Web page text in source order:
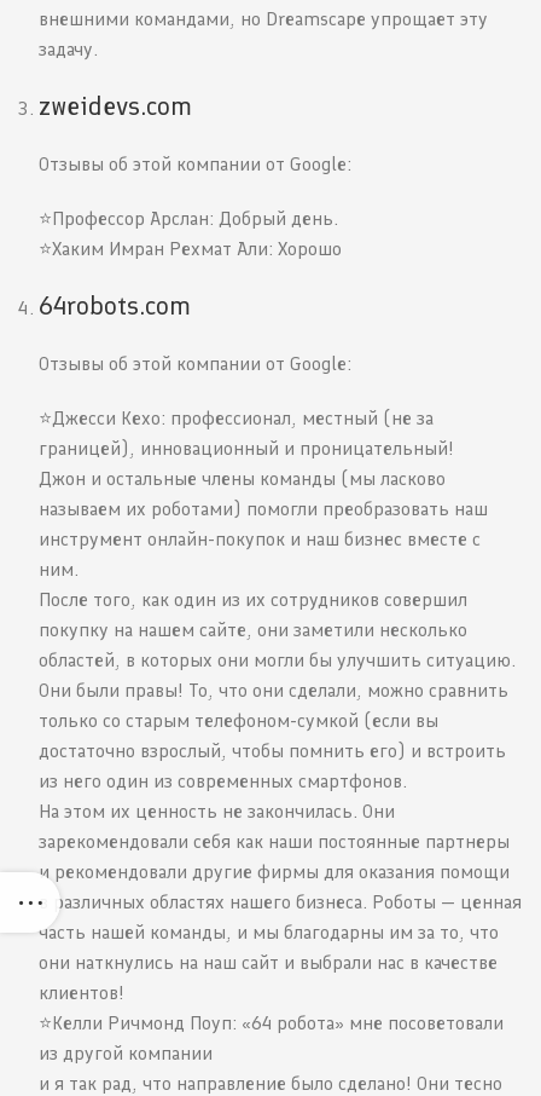
внешними командами, но Dreamscape упрощает эту
задачу.
zweidevs.com
Отзывы об этой компании от Google:
⭐️Профессор Арслан: Добрый день.
⭐️Хаким Имран Рехмат Али: Хорошо
64robots.com
Отзывы об этой компании от Google:
⭐️Джесси Кехо: профессионал, местный (не за
границей), инновационный и проницательный!
Джон и остальные члены команды (мы ласково
называем их роботами) помогли преобразовать наш
инструмент онлайн-покупок и наш бизнес вместе с
ним.
После того, как один из их сотрудников совершил
покупку на нашем сайте, они заметили несколько
областей, в которых они могли бы улучшить ситуацию.
Они были правы! То, что они сделали, можно сравнить
только со старым телефоном-сумкой (если вы
достаточно взрослый, чтобы помнить его) и встроить
из него один из современных смартфонов.
На этом их ценность не закончилась. Они
зарекомендовали себя как наши постоянные партнеры
и рекомендовали другие фирмы для оказания помощи
в различных областях нашего бизнеса. Роботы — ценная
часть нашей команды, и мы благодарны им за то, что
они наткнулись на наш сайт и выбрали нас в качестве
клиентов!
⭐️Келли Ричмонд Поуп: «64 робота» мне посоветовали
из другой компании
и я так рад, что направление было сделано! Они тесно